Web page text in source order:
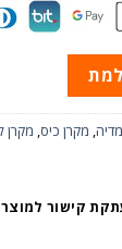
, מקרן כיס, מקרן
קישור למוצר